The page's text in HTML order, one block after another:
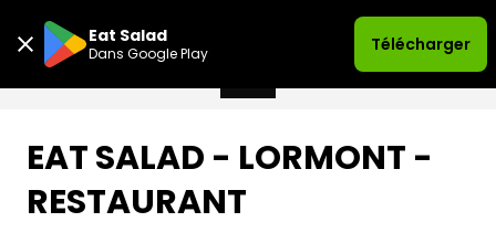
Eat Salad
Dans Google Play Télécharger
EAT SALAD - LORMONT -
RESTAURANT